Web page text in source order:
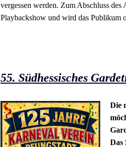
vergessen werden. Zum Abschluss des
Playbackshow und wird das Publikum
55. Südhessisches
Die
Das